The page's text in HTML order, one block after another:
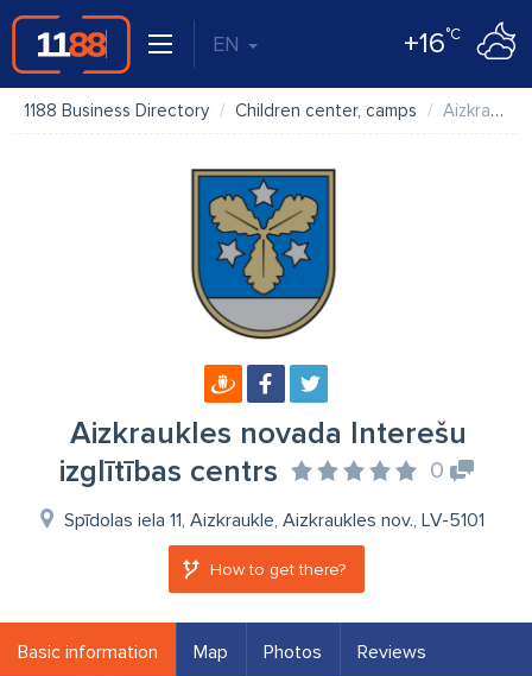
EN +16°C
1188 Business Directory Children center, camps Aizkraukles novada Interešu izglītības centrs
Aizkraukles novada Interešu
izglītības centrs
0
Spīdolas iela 11, Aizkraukle, Aizkraukles nov., LV-5101
How to get there?
Basic information Map Photos Reviews